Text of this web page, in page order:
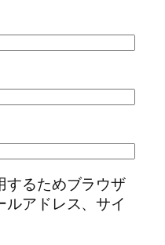
するためブラウザ
アドレス、サイ